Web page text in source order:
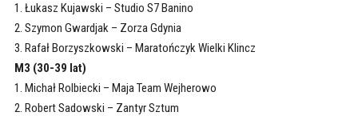
1. Łukasz Kujawski – Studio S7 Banino
2. Szymon Gwardjak – Zorza Gdynia
3. Rafał Borzyszkowski – Maratończyk Wielki Klincz
M3 (30-39 lat)
1. Michał Rolbiecki – Maja Team Wejherowo
2. Robert Sadowski – Zantyr Sztum